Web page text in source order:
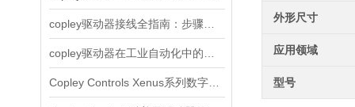
外形尺寸
应用领域
型号